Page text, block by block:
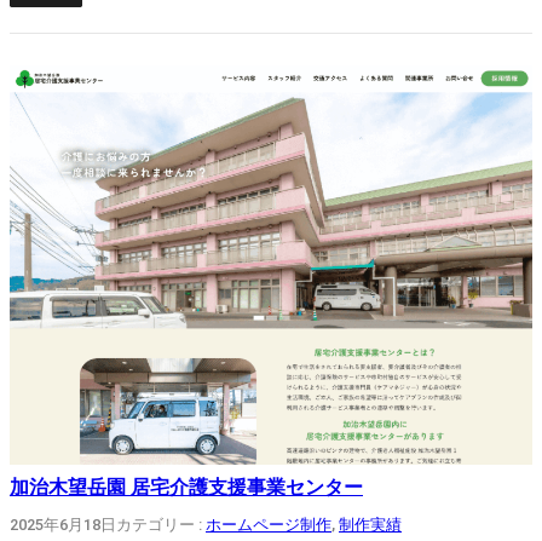
加治木望岳園 居宅介護支援事業センター
2025年6月18日 カテゴリー : ホームページ制作, 制作実績